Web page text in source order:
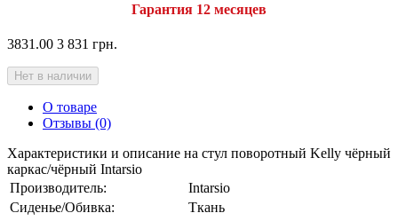
Гарантия 12 месяцев
3831.00 3 831 грн.
Нет в наличии
О товаре
Отзывы (0)
Характеристики и описание на стул поворотный Kelly чёрный
каркас/чёрный Intarsio
Производитель:
Intarsio
Сиденье/Обивка:
Ткань